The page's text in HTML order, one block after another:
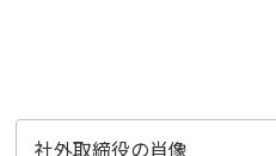
社外取締役の肖像